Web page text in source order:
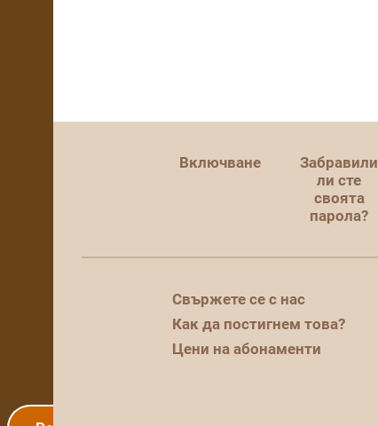
Включване
Забравили
ли сте
своята
парола?
Свържете се с нас
Как да постигнем това?
Цени на абонаменти